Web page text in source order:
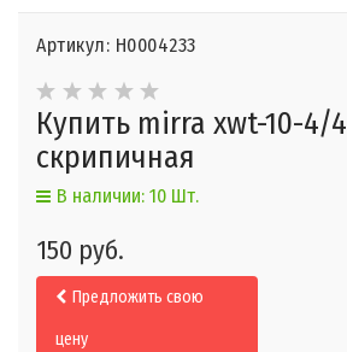
Артикул: Н0004233
Купить mirra xwt-10-
скрипичная
В наличии: 10 Шт.
150 руб.
Предложить свою
цену